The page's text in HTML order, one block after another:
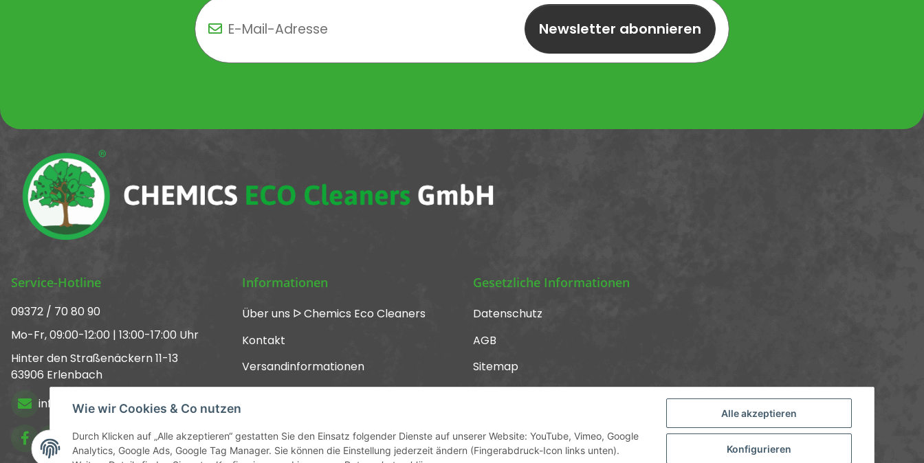
Alle akzeptieren
Konfigurieren
Wie wir Cookies & Co nutzen
Durch Klicken auf „Alle akzeptieren“ gestatten Sie den Einsatz folgender Dienste auf unserer Website: YouTube, Vimeo, Google
Analytics, Google Ads, Google Tag Manager. Sie können die Einstellung jederzeit ändern (Fingerabdruck-Icon links unten).
Newsletter abonnieren
Service-Hotline
09372 / 70 80 90
Mo-Fr, 09:00-12:00 | 13:00-17:00 Uhr
Hinter den Straßenäckern 11-13
63906 Erlenbach
info@chemics.eu
Informationen
Über uns ᐅ Chemics Eco Cleaners
Kontakt
Versandinformationen
Newsletter
Gesetzliche Informationen
Datenschutz
AGB
Sitemap
Impressum